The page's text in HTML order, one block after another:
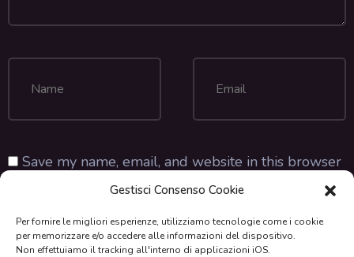
Gestisci Consenso Cookie
Per fornire le migliori esperienze, utilizziamo tecnologie come i cookie
per memorizzare e/o accedere alle informazioni del dispositivo.
Non effettuiamo il tracking all'interno di applicazioni iOS.
Save my name, email, and website in this browser
for the next time I comment.